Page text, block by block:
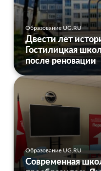
Образование UG.RU
Двести лет
Гостилицкая
после реновации
Образование UG.RU
Современная